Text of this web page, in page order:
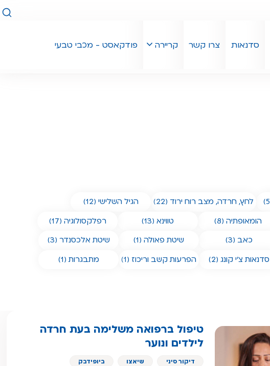
סדנאות צרו קשר קריירה פודקאסט - מכבי טבעי
לחץ, חרדה, מצב רוח ירוד (22)
הגיל השלישי (12)
הומאופתיה (8) טווינא (13)
רפלקסולוגיה (17)
כאב (3) שיטת פאולה (1)
שיטת אלכסנדר (3)
סדנאות צ'י קונג (2) הפרעות קשב וריכוז (1) מתבגרות (1)
טיפול ברפואה משלימה בעת חרדה
לילדים ונוער
דיקור סיני שיאצו ביופידבק